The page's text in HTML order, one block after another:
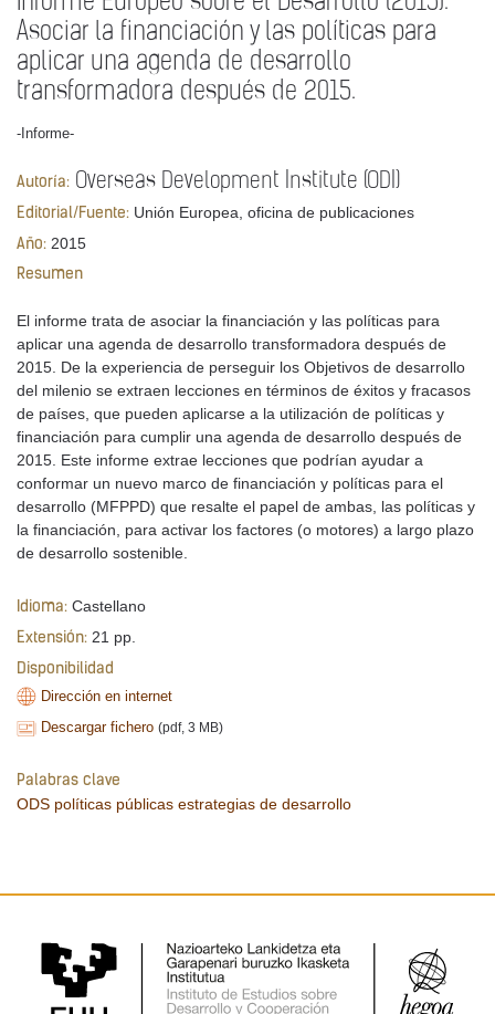
Asociar la financiación y las políticas para
aplicar una agenda de desarrollo
transformadora después de 2015.
-Informe-
Autoría: Overseas Development Institute (ODI)
Editorial/Fuente: Unión Europea, oficina de publicaciones
Año: 2015
Resumen
El informe trata de asociar la financiación y las políticas para
aplicar una agenda de desarrollo transformadora después de
2015. De la experiencia de perseguir los Objetivos de desarrollo
del milenio se extraen lecciones en términos de éxitos y fracasos
de países, que pueden aplicarse a la utilización de políticas y
financiación para cumplir una agenda de desarrollo después de
2015. Este informe extrae lecciones que podrían ayudar a
conformar un nuevo marco de financiación y políticas para el
desarrollo (MFPPD) que resalte el papel de ambas, las políticas y
la financiación, para activar los factores (o motores) a largo plazo
de desarrollo sostenible.
Idioma: Castellano
Extensión: 21 pp.
Disponibilidad
Dirección en internet
Descargar fichero (pdf, 3 MB)
Palabras clave
ODS políticas públicas estrategias de desarrollo